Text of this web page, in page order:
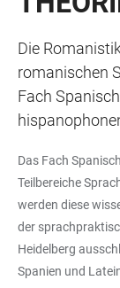
Die
romanischen
Fach
Das Fach
Teilbereiche
werden diese
der
Heidelberg
Spanien und